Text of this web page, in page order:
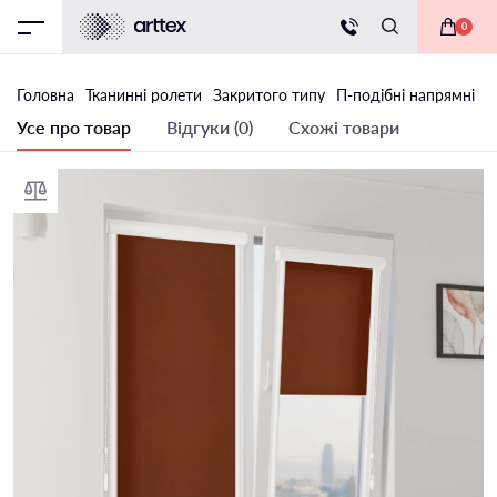
0
Головна Тканинні ролети Закритого типу П-подібні напрямні
Усе про товар Відгуки (0) Схожі товари